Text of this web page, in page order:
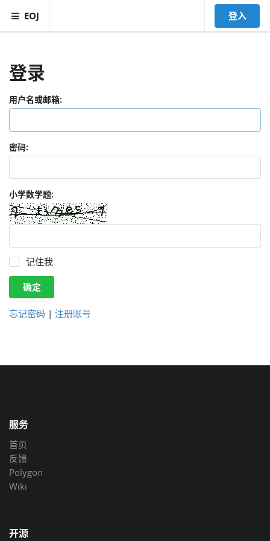
EOJ 登入
登录
用户名或邮箱:
密码:
小学数学题:
记住我
确定
忘记密码 | 注册账号
服务
首页
反馈
Polygon
Wiki
开源